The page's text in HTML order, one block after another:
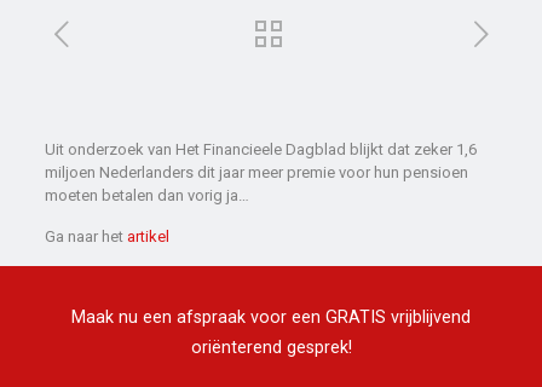
Uit onderzoek van Het Financieele Dagblad blijkt dat zeker 1,6
miljoen Nederlanders dit jaar meer premie voor hun pensioen
moeten betalen dan vorig ja…
Ga naar het artikel
Maak nu een afspraak voor een GRATIS vrijblijvend
oriënterend gesprek!